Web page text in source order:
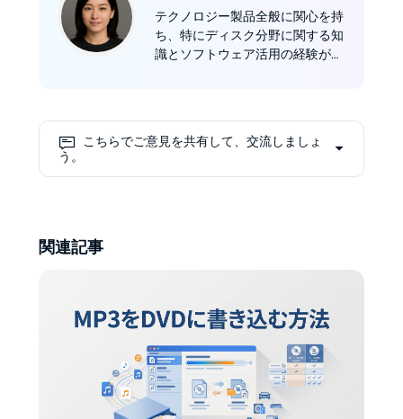
テクノロジー製品全般に関心を持
ち、特にディスク分野に関する知
識とソフトウェア活用の経験が豊
グ、書き込みなど多岐にわたる方
こちらでご意見を共有して、交流しましょ
う。
関連記事